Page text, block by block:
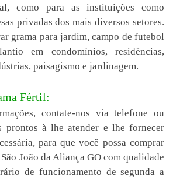
como para as instituições como
privadas dos mais diversos setores.
grama para jardim, campo de futebol
em condomínios, residências,
paisagismo e jardinagem.
Fértil:
contate-nos via telefone ou
prontos à lhe atender e lhe fornecer
para que você possa comprar
João da Aliança GO com qualidade
de funcionamento de segunda a